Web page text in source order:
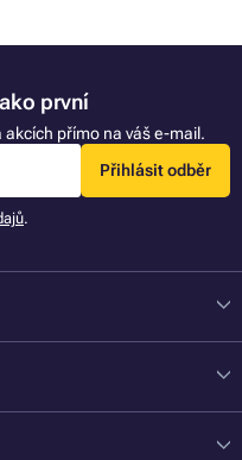
první
akcích přímo na váš e-mail.
Přihlásit odběr
.